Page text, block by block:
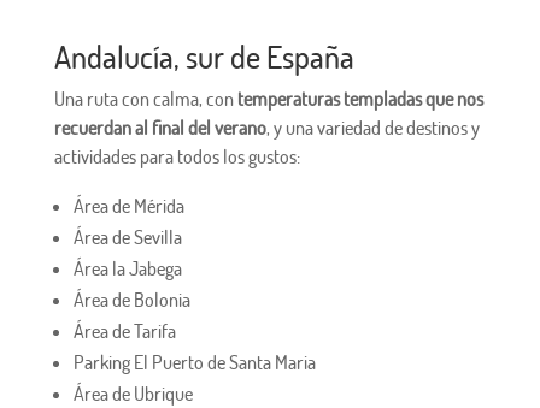
Andalucía, sur de España
Una ruta con calma, con temperaturas templadas que nos
recuerdan al final del verano, y una variedad de destinos y
actividades para todos los gustos:
Área de Mérida
Área de Sevilla
Área la Jabega
Área de Bolonia
Área de Tarifa
Parking El Puerto de Santa Maria
Área de Ubrique